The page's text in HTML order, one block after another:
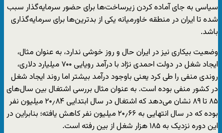
سیاسی به جای آماده کردن زیرساخت‌ها برای حضور سرمایه‌گذار سبب
شده تا ایران در منطقه خاورمیانه یکی از بدترین‌ها برای سرمایه‌گذاری
باشد.
وضعیت بیکاری نیز در ایران حال و روز خوشی ندارد، به عنوان مثال،
ایجاد شغل در دولت احمدی نژاد با درآمد رویایی ۷۰۰ میلیارد دلاری،
روندی منفی را طی کرد یعنی باوجود درآمد بیشتر اما روند ایجاد شغل
در کشور منفی بوده است. به عنوان مثال بررسی اشتغال بین سال‌های
۸۵ تا ۸۹ نشان می‌دهد که اشتغال در سال ابتدایی ۲۰٫۸۴ میلیون نفر
بوده که در سال انتهایی به ۲۰٫۶۶ میلیون نفر کاهش یافته؛ بنابراین در
این دوره نزدیک به ۱۸۵ هزار شغل از بین رفته است.